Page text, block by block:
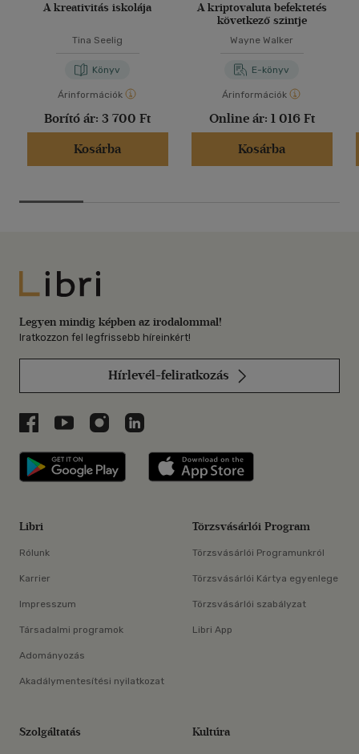
A kreativitás iskolája
Tina Seelig
Könyv
Árinformációk
Borító ár: 3 700 Ft
Kosárba
A kriptovaluta befektetés
következő szintje
Wayne Walker
E-könyv
Árinformációk
Online ár: 1 016 Ft
Kosárba
Libri
Legyen mindig képben az irodalommal!
Iratkozzon fel legfrissebb híreinkért!
Hírlevél-feliratkozás
Libri a Facebookon
Libri a Youtube-on
Libri az Instagramon
Libri a LinkedInen
Libri applikáció Szerezd meg: Google
Libri
Rólunk
Karrier
Impresszum
Társadalmi programok
Adományozás
Akadálymentesítési nyilatkozat
Törzsvásárlói Program
Törzsvásárlói Programunkról
Törzsvásárlói Kártya egyenlege
Törzsvásárlói szabályzat
Libri App
Szolgáltatás Kultúra